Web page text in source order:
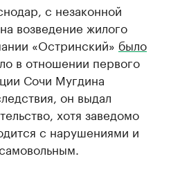
с незаконной
возведение жилого
«Остринский» было
в отношении первого
Сочи Мугдина
он выдал
хотя заведомо
с нарушениями и